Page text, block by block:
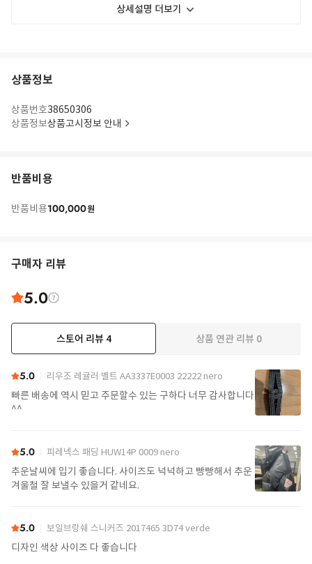
상세설명 더보기
상품정보
상품번호38650306
상품정보상품고시정보 안내
반품비용
반품비용100,000원
구매자 리뷰
5.0
스토어 리뷰 4 상품 연관 리뷰 0
5.0 리우조 레귤러 벨트 AA3337E0003 22222 nero
빠른 배송에 역시 믿고 주문할수 있는 구하다 너무 감사합니다
^^
5.0 피레넥스 패딩 HUW14P 0009 nero
추운날씨에 입기 좋습니다. 사이즈도 넉넉하고 빵빵해서 추운
겨울철 잘 보낼수 있을거 같네요.
5.0 보일브랑쉐 스니커즈 2017465 3D74 verde
디자인 색상 사이즈 다 좋습니다